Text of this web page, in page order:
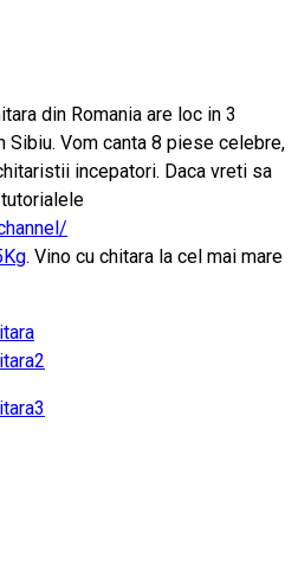
din Romania are loc in 3
Sibiu. Vom canta 8 piese celebre,
incepatori. Daca vreti sa
. Vino cu chitara la cel mai mare